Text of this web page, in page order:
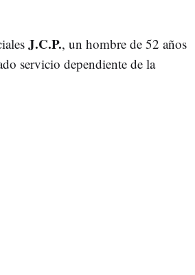
J.C.P., un hombre de 52 años
servicio dependiente de la